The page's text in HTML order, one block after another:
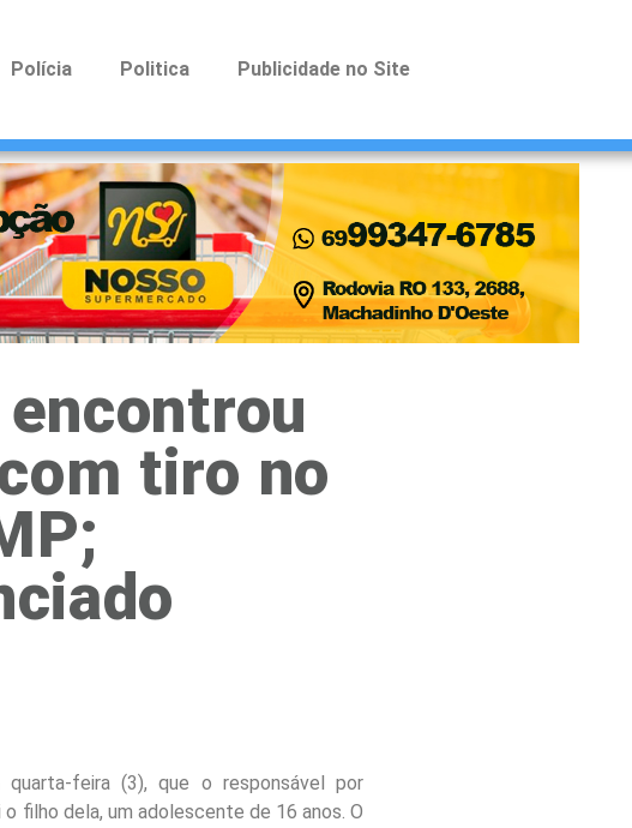
Polícia Politica Publicidade no Site
tiro no
feira (3), que o responsável por
filho dela, um adolescente de 16 anos. O